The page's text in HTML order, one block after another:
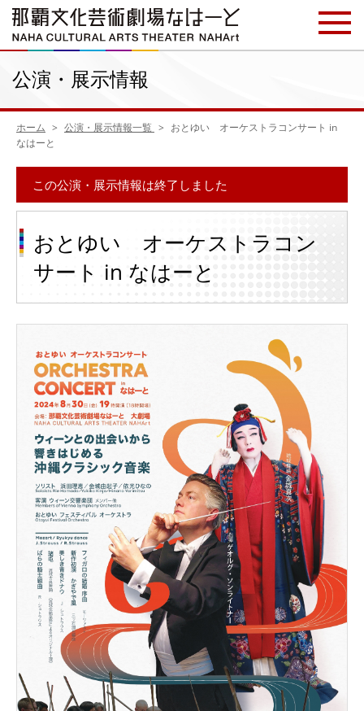
公演・展示情報
ホーム 公演・展示情報一覧
おとゆい オーケストラコンサート in
なはーと
この公演・展示情報は終了しました
おとゆい オーケストラコン
サート in なはーと